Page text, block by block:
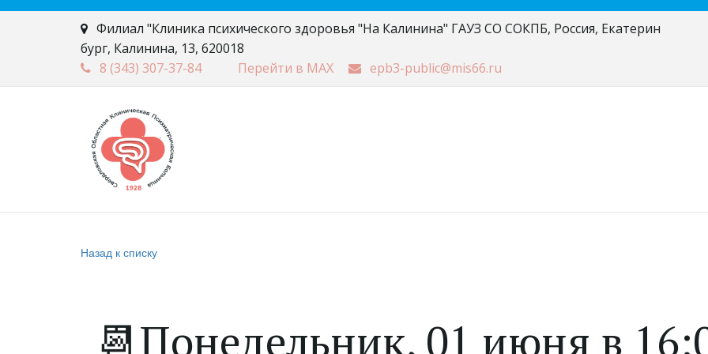
Филиал "Клиника психического здоровья "На Калинина" ГАУЗ СО СОКПБ, Россия, Екатерин
бург, Калинина, 13, 620018
8 (343) 307-37-84 Перейти в MAX epb3-public@mis66.ru
Назад к списку
📆Понедельник, 01 июня в